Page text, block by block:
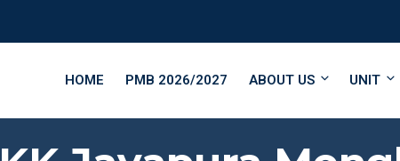
HOME PMB 2026/2027 ABOUT US UNIT